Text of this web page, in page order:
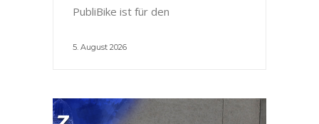
PubliBike ist für den
5. August 2026